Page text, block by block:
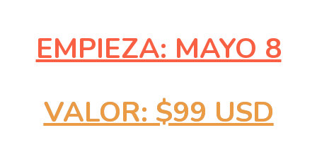
EMPIEZA: MAYO 8
VALOR: $99 USD